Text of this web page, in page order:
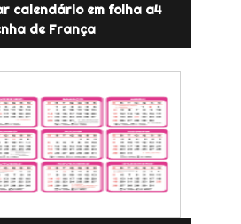
calendário em folha a4
de França